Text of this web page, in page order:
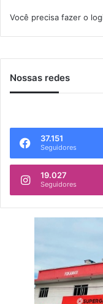
Você precisa fazer o
Nossas redes
37.151
Seguidores
19.027
Seguidores